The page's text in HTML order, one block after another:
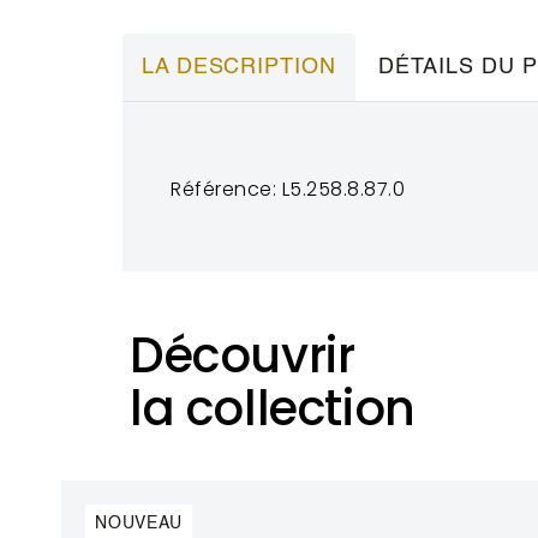
LA DESCRIPTION DÉTAILS DU
Référence: L5.258.8.87.0
Découvrir
la collection
NOUVEAU